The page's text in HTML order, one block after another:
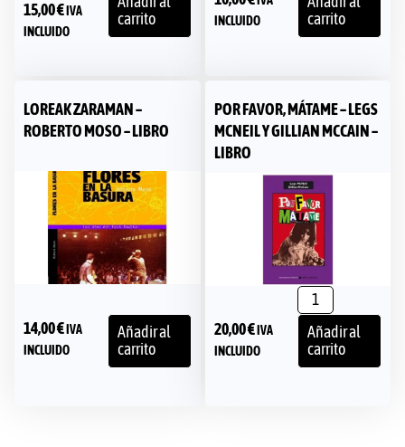
15,00€ IVA
INCLUIDO
carrito
INCLUIDO
carrito
LOREAK ZARAMAN –
ROBERTO MOSO – LIBRO
14,00€ IVA
INCLUIDO
Añadir al
carrito
POR FAVOR, MÁTAME – LEGS
MCNEIL Y GILLIAN MCCAIN –
LIBRO
20,00€ IVA
INCLUIDO
Añadir al
carrito